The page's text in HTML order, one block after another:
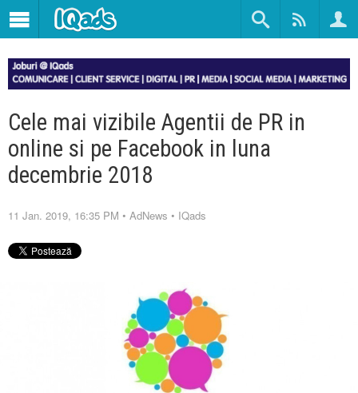
Cele mai vizibile Agentii de PR in
online si pe Facebook in luna
decembrie 2018
11 Jan. 2019, 16:35 PM • AdNews • IQads